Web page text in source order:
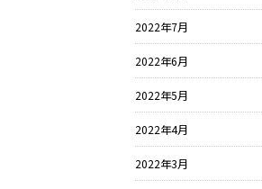
2022年7月
2022年6月
2022年5月
2022年4月
2022年3月